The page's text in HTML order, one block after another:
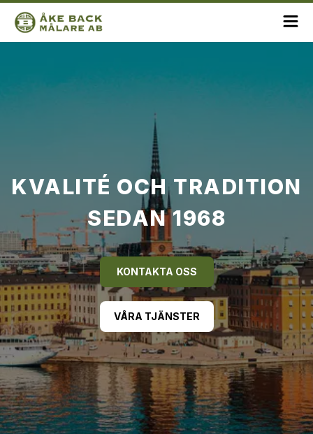
KVALITÉ OCH TRADITION
SEDAN 1968
KONTAKTA OSS
VÅRA TJÄNSTER